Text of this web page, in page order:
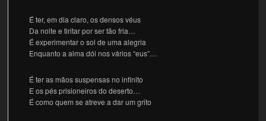
É ter, em dia claro, os densos véus
Da noite e tiritar por ser tão fria…
É experimentar o sol de uma alegria
Enquanto a alma dói nos vários “eus”…
É ter as mãos suspensas no infinito
E os pés prisioneiros do deserto…
É como quem se atreve a dar um grito